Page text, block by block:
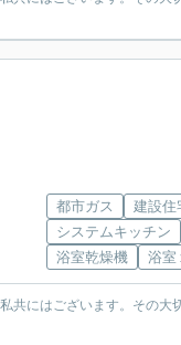
都市ガス
建設住
システムキッチン
浴室乾燥機
浴室
にはございます。その大